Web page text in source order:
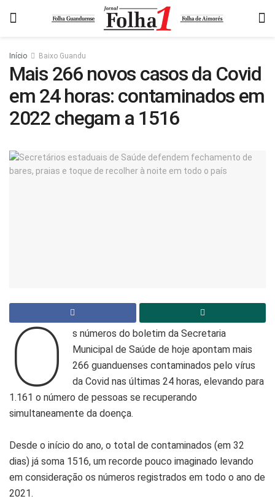
Início Baixo Guandu
Mais 266 novos casos da Covid
em 24 horas: contaminados em
2022 chegam a 1516
O
s números do boletim da Secretaria
Municipal de Saúde de hoje apontam mais
266 guanduenses contaminados pelo vírus
da Covid nas últimas 24 horas, elevando para
1.161 o número de pessoas se recuperando
simultaneamente da doença.
Desde o início do ano, o total de contaminados (em 32
dias) já soma 1516, um recorde pouco imaginado levando
em consideração os números registrados em todo o ano de
2021.